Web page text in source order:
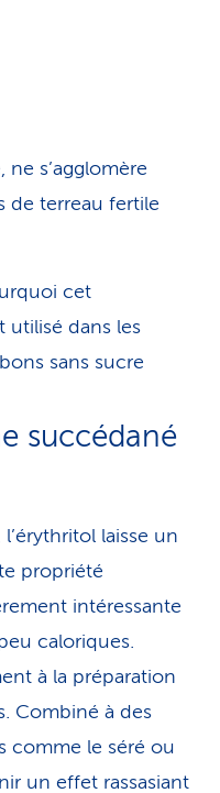
ne s’agglomère
de terreau fertile
cet
utilisé dans les
sans sucre
succédané
laisse un
propriété
intéressante
caloriques.
à la préparation
Combiné à des
comme le séré ou
un effet rassasiant